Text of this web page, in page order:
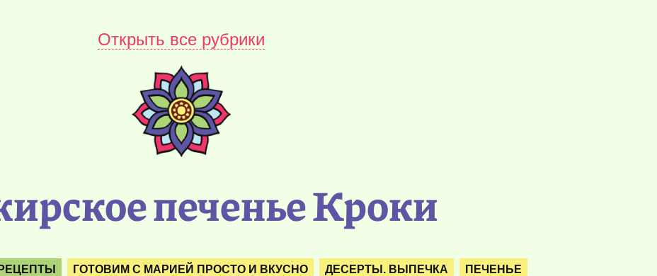
Открыть все рубрики
печенье Кроки
ГОТОВИМ С МАРИЕЙ ПРОСТО И ВКУСНО ДЕСЕРТЫ. ВЫПЕЧКА ПЕЧЕНЬЕ